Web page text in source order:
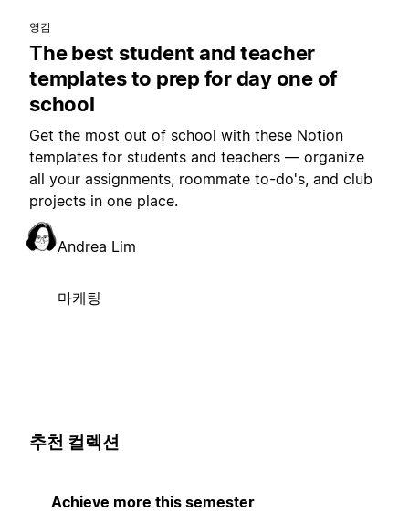
영감
The best student and teacher
templates to prep for day one of
school
Get the most out of school with these Notion
templates for students and teachers — organize
all your assignments, roommate to-do's, and club
projects in one place.
Andrea Lim
마케팅
추천 컬렉션
Achieve more this semester